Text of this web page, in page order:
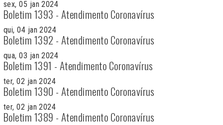
sex, 05 jan 2024
Boletim 1393 - Atendimento Coronavírus
qui, 04 jan 2024
Boletim 1392 - Atendimento Coronavírus
qua, 03 jan 2024
Boletim 1391 - Atendimento Coronavírus
ter, 02 jan 2024
Boletim 1390 - Atendimento Coronavírus
ter, 02 jan 2024
Boletim 1389 - Atendimento Coronavírus